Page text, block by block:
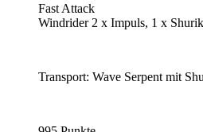
Fast Attack
Windrider 2 x Impuls, 1 x
Transport: Wave Serpent mit